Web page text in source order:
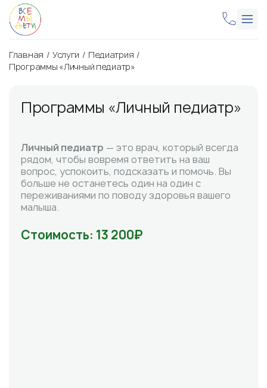
Главная Услуги
Педиатрия
Программы «Личный педиатр»
Программы «Личный педиатр»
Личный педиатр — это врач, который всегда
рядом, чтобы вовремя ответить на ваш
вопрос, успокоить, подсказать и помочь. Вы
больше не останетесь один на один с
переживаниями по поводу здоровья вашего
малыша.
Стоимость: 13 200₽